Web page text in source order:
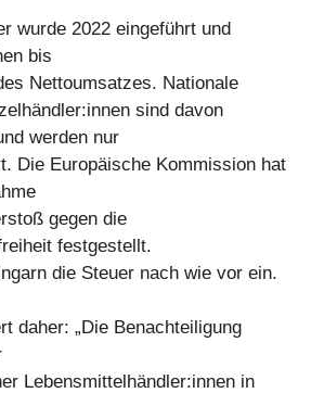
wurde 2022 eingeführt und
bis
Nettoumsatzes. Nationale
sind davon
werden nur
Die Europäische Kommission hat
gegen die
festgestellt.
die Steuer nach wie vor ein.
daher: „Die Benachteiligung
Lebensmittelhändler:innen in